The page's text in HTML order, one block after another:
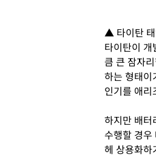
▲ 타이탄 태
타이탄이 개
큼 큰 잠자
하는 형태이
인기를 애
하지만 배터
수행할 경
헤 상용화하